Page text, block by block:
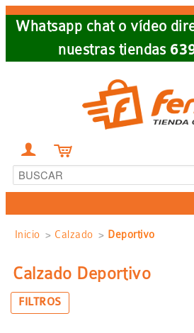
Skip
Whatsapp chat o vídeo
nuestras tiendas
 
Sobrescribir
enlaces
de
ayuda
Inicio Calzado Deportivo
Calzado Deportivo
FILTROS